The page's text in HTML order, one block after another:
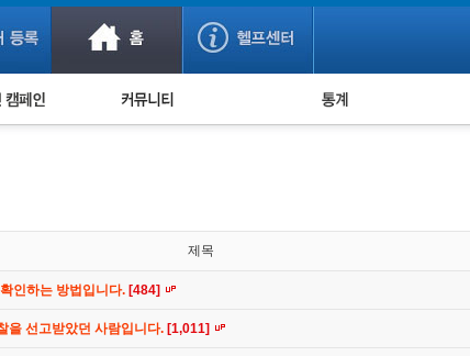
사기 예방했어요!
사기방지 아이디어
신종사기 주의 정보
누적 피해사례 통계
제목
인하는 방법입니다. [484]
을 선고받았던 사람입니다. [1,011]